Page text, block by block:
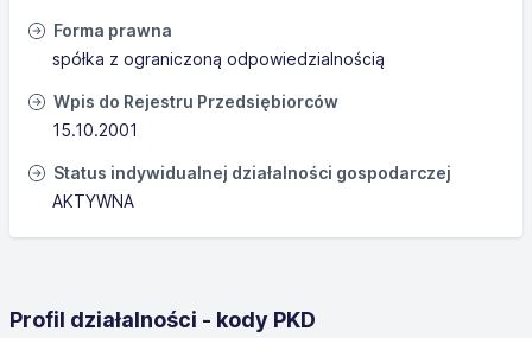
Forma prawna
spółka z ograniczoną odpowiedzialnością
Wpis do Rejestru Przedsiębiorców
15.10.2001
Status indywidualnej działalności gospodarczej
AKTYWNA
Profil działalności - kody PKD